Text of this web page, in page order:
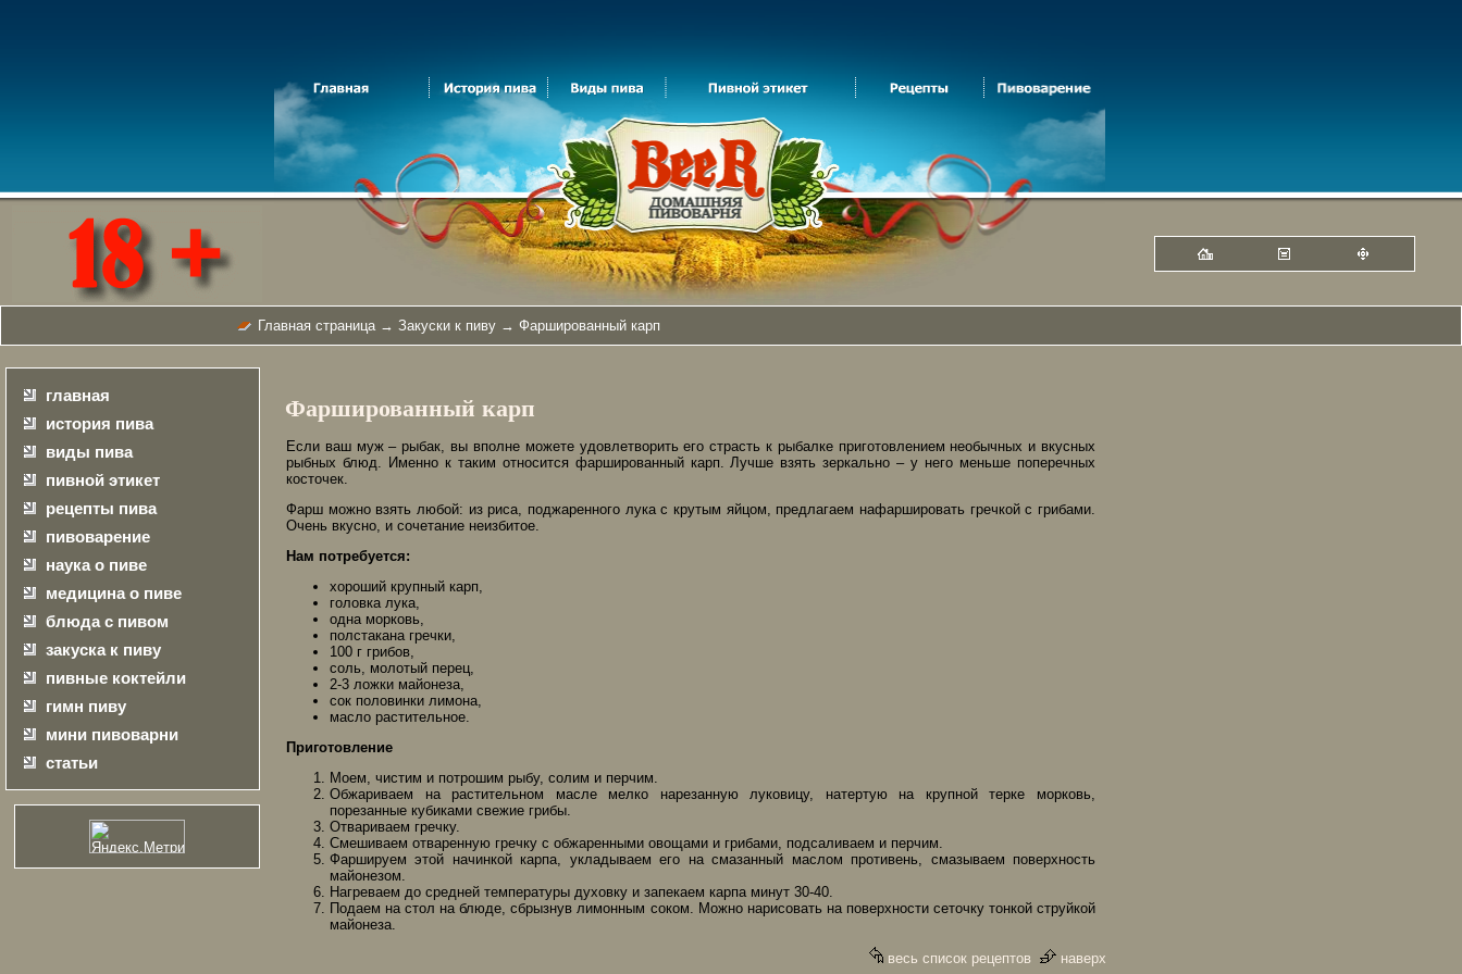
Главная страница→ Закуски к пиву → Фаршированный карп
главная
история пива
виды пива
пивной этикет
рецепты пива
пивоварение
наука о пиве
медицина о пиве
блюда с пивом
закуска к пиву
пивные коктейли
гимн пиву
мини пивоварни
статьи
Фаршированный карп
Если ваш муж – рыбак, вы вполне можете удовлетворить его страсть к рыбалке приготовлением необычных и вкусных
рыбных блюд. Именно к таким относится фаршированный карп. Лучше взять зеркально – у него меньше поперечных
косточек.
Фарш можно взять любой: из риса, поджаренного лука с крутым яйцом, предлагаем нафаршировать гречкой с грибами.
Очень вкусно, и сочетание неизбитое.
Нам потребуется:
хороший крупный карп,
головка лука,
одна морковь,
полстакана гречки,
100 г грибов,
соль, молотый перец,
2-3 ложки майонеза,
сок половинки лимона,
масло растительное.
Приготовление
Моем, чистим и потрошим рыбу, солим и перчим.
Обжариваем на растительном масле мелко нарезанную луковицу, натертую на крупной терке морковь,
порезанные кубиками свежие грибы.
Отвариваем гречку.
Смешиваем отваренную гречку с обжаренными овощами и грибами, подсаливаем и перчим.
Фаршируем этой начинкой карпа, укладываем его на смазанный маслом противень, смазываем поверхность
майонезом.
Нагреваем до средней температуры духовку и запекаем карпа минут 30-40.
Подаем на стол на блюде, сбрызнув лимонным соком. Можно нарисовать на поверхности сеточку тонкой струйкой
майонеза.
весь список рецептов наверх